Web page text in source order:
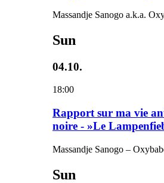
Massandje Sanogo a.k.a.
Sun
04.10.
18:00
Rapport sur ma vie
noire - »Le
Massandje Sanogo –
Sun